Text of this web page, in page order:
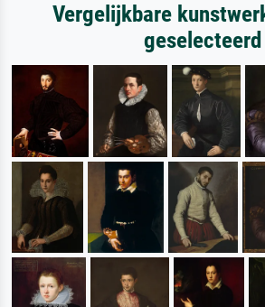
Vergelijkbare
geselecteerd